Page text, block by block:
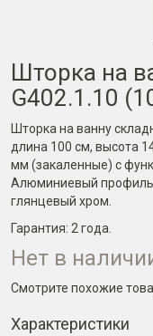
Шторка на
G402.1.10
Шторка на ванну
длина 100 см, высота
мм (закаленные) с
Алюминиевый профиль
глянцевый хром.
Гарантия: 2 года
Нет в
Смотрите похожие
Характеристики